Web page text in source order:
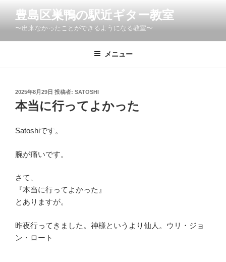
ン
豊島区巣鴨の駅近ギター教室
〜出来なかったことができるようになる教室〜
メニュー
投
日:
2025年8月29日 投稿者: SATOSHI
本当に行ってよかった
Satoshiです。
腕が痛いです。
さて、
『本当に行ってよかった』
とありますが。
昨夜行ってきました。神様というより仙人。ウリ・ジョ
ン・ロート